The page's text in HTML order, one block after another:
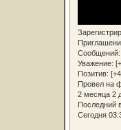
Сообщений:
Уважение:
Позитив:
Провел на
2 месяца 2
Последний
Сегодня